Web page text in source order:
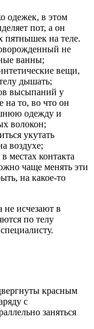
одежек, в этом
пот, а он
пятнышек на теле.
не
ванны;
вещи,
дышать;
высыпаний у
на то, во что он
одежду и
волокон;
укутать
воздухе;
местах контакта
чаще менять эти
на какое-то
не исчезают в
по телу
красным
с
заняться